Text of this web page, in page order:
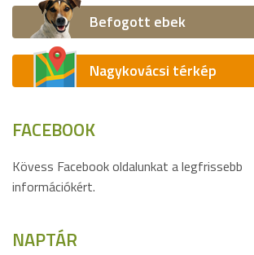
Befogott ebek
Nagykovácsi térkép
FACEBOOK
Kövess Facebook oldalunkat a legfrissebb
információkért.
NAPTÁR